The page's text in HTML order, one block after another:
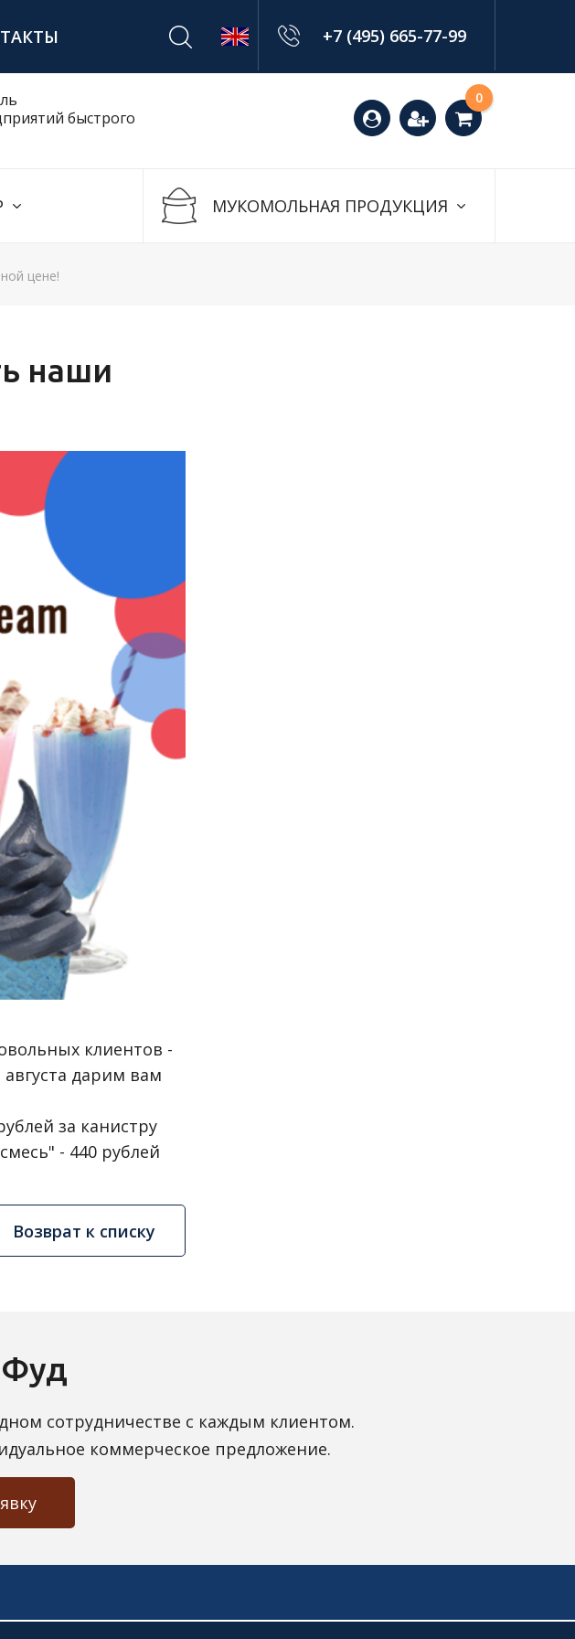
+7 (495) 665-77-99
0
быстрого
МУКОМОЛЬНАЯ ПРОДУКЦИЯ
цене!
наши
клиентов -
дарим вам
за канистру
- 440 рублей
Возврат к списку
сотрудничестве с каждым клиентом.
коммерческое предложение.